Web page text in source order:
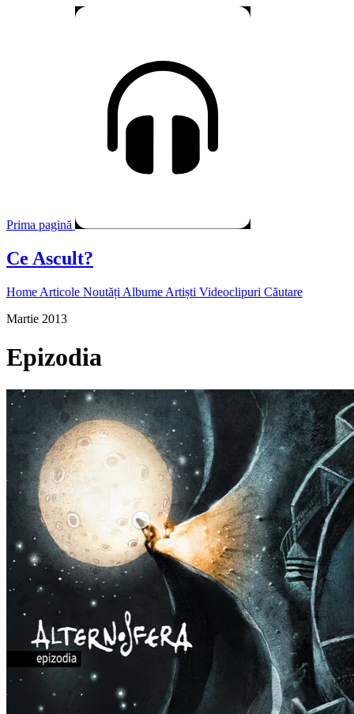
Prima pagină
Ce Ascult?
Home Articole Noutăți Albume Artiști Videoclipuri Căutare
Martie 2013
Epizodia
Pagina externă
Pagina externă
Vezi pagina artistului
Alternosfera